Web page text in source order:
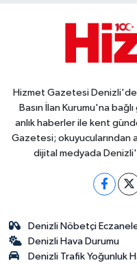
Hizmet Gazetesi Denizli'de
Basın İlan Kurumu'na
anlık haberler ile kent
Gazetesi; okuyucularından
dijital medyada
Denizli Nöbetçi
Denizli Hava Durumu
Denizli Trafik Yoğunluk